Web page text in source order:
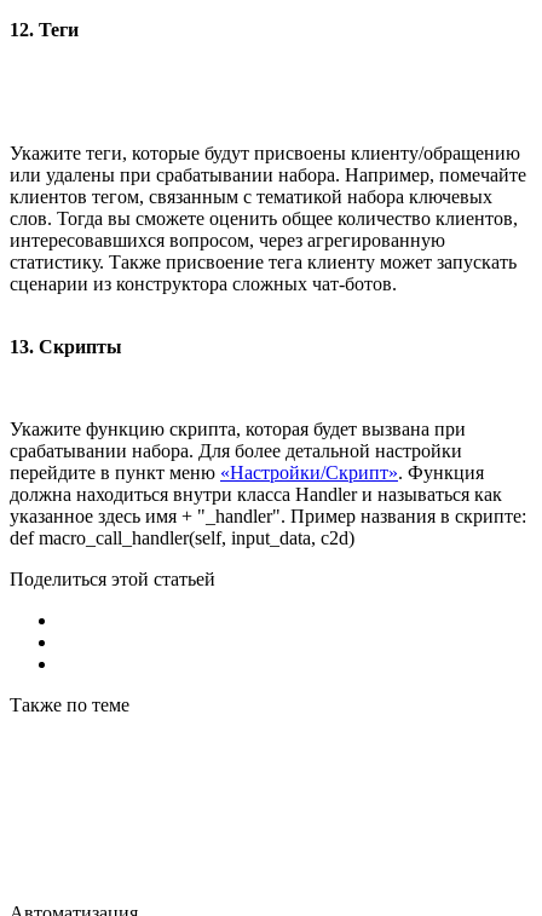
12. Теги
Укажите теги, которые будут присвоены клиенту/обращению
или удалены при срабатывании набора. Например, помечайте
клиентов тегом, связанным с тематикой набора ключевых
слов. Тогда вы сможете оценить общее количество клиентов,
интересовавшихся вопросом, через агрегированную
статистику. Также присвоение тега клиенту может запускать
сценарии из конструктора сложных чат-ботов.
13. Скрипты
Укажите функцию скрипта, которая будет вызвана при
срабатывании набора. Для более детальной настройки
перейдите в пункт меню «Настройки/Скрипт». Функция
должна находиться внутри класса Handler и называться как
указанное здесь имя + "_handler". Пример названия в скрипте:
def macro_call_handler(self, input_data, c2d)
Поделиться этой статьей
Также по теме